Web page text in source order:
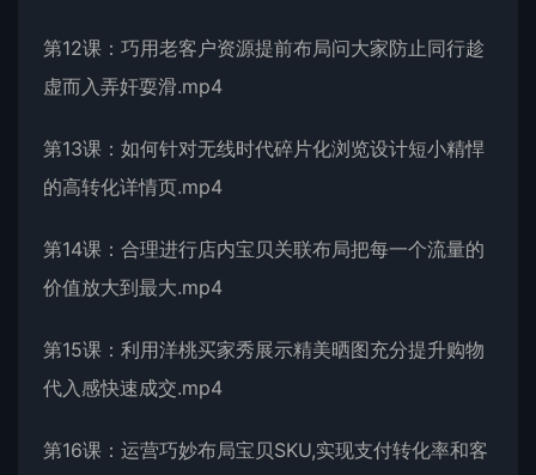
第12课：巧用老客户资源提前布局问大家防止同行趁
虚而入弄奸耍滑.mp4
第13课：如何针对无线时代碎片化浏览设计短小精悍
的高转化详情页.mp4
第14课：合理进行店内宝贝关联布局把每一个流量的
价值放大到最大.mp4
第15课：利用洋桃买家秀展示精美晒图充分提升购物
代入感快速成交.mp4
第16课：运营巧妙布局宝贝SKU,实现支付转化率和客